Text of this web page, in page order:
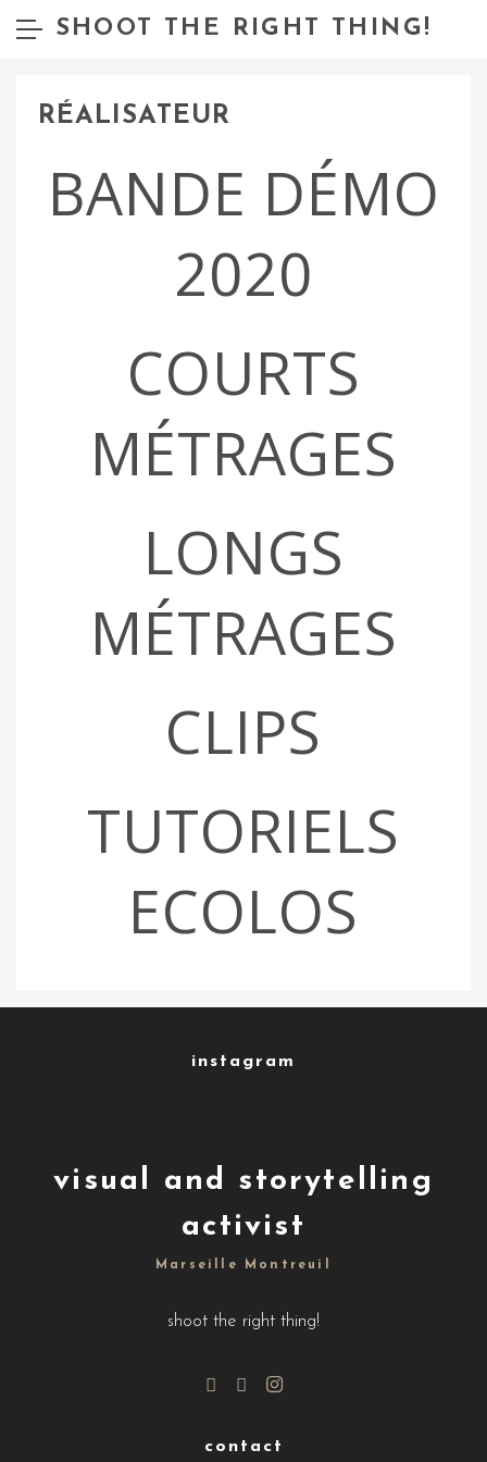
SHOOT THE RIGHT THING!
RÉALISATEUR
BANDE DÉMO
2020
COURTS
MÉTRAGES
LONGS
MÉTRAGES
CLIPS
TUTORIELS
ECOLOS
instagram
visual and storytelling
activist
Marseille Montreuil
shoot the right thing!
contact